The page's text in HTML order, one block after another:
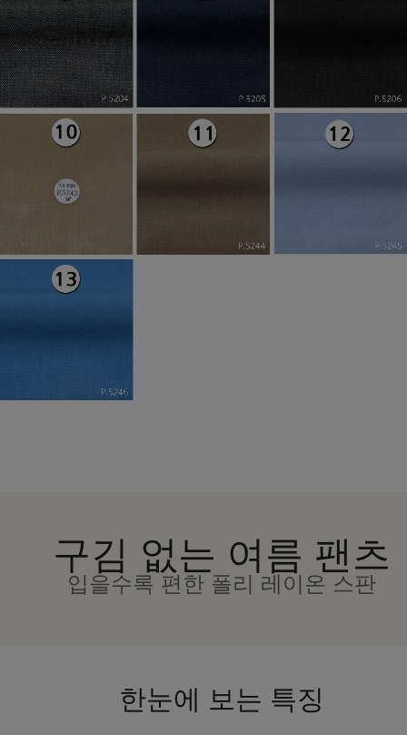
구김 없는 여름 팬츠
입을수록 편한 폴리 레이온 스판
한눈에 보는 특징